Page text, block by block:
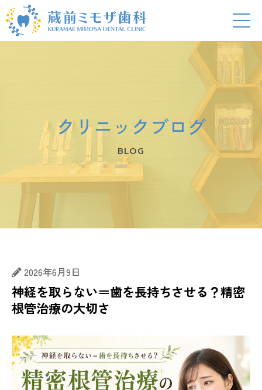
クリニックブログ
BLOG
2026年6月9日
神経を取らない＝歯を長持ちさせる？精密
根管治療の大切さ